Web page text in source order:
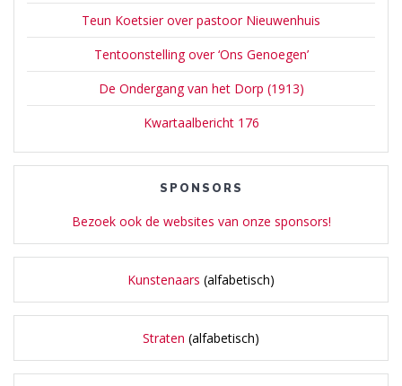
Teun Koetsier over pastoor Nieuwenhuis
Tentoonstelling over ‘Ons Genoegen’
De Ondergang van het Dorp (1913)
Kwartaalbericht 176
SPONSORS
Bezoek ook de websites van onze sponsors!
Kunstenaars (alfabetisch)
Straten (alfabetisch)